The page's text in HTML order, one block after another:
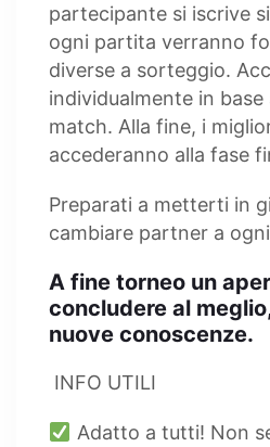
partecipante si iscrive
ogni partita verranno
diverse a sorteggio.
individualmente in
match. Alla fine, i
accederanno alla fase
Preparati a metterti in
cambiare partner a
A fine torneo un
concludere al
nuove conoscenze.
INFO UTILI
Adatto a tutti! Non